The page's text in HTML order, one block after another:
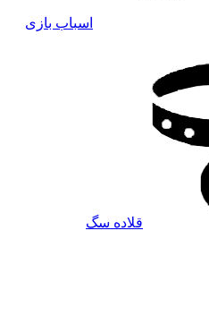
اسباب بازی
قلاده سگ